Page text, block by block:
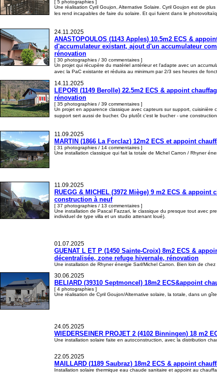
[ 5 photographies ]
Une réalisation Cyril Goujon, Alternative Solaire. Cyril Goujon est de
les rend incapables de faire du solaire. Et qui fuient dans le
24.11.2025
ANASTOPOULOS (1143 Apples) 10.5m2 ECS &
d'accumulateur existant, ajout d'un accumulateur
rénovation
[ 30 photographies / 30 commentaires ]
Un projet qui récupère du matériel antérieur et l'adapte avec un
avec la PaC existante et réduira au minimum par 2/3 ses heures de
14.11.2025
LEPORI (1149 Berolle) 22.5m2 ECS & appoint
rénovation
[ 35 photographies / 39 commentaires ]
Un projet en apparence classique avec capteurs sur support,
support sert aussi de bucher. Ou plutôt c'est le bucher - une
11.09.2025
MARTIN (1866 La Forclaz) 12m2 ECS et appoint
[ 31 photographies / 14 commentaires ]
Une installation classique qui fait la totale de Michel Carron / Rhyner
11.09.2025
RUEGG & MICHEL (3972 Miège) 9 m2 ECS &
construction à neuf
[ 37 photographies / 13 commentaires ]
Une installation de Pascal Fazzari, le classique du presque tout avec
individuel de type villa et un studio attenant loué).
01.07.2025
GUENAT L ET P (1450 Sainte-Croix) 8m2 ECS &
décentralisée, zone refuge hivernale, rénovation
Une installation de Rhyner énergie Sarl/Michel Carron. Bien loin de
30.06.2025
BELIARD (39310 Septmoncel) 18m2 ECS&appoint
[ 4 photographies ]
Une réalisation de Cyril Goujon/Alternative solaire, la totale, dans un
24.05.2025
WIEDERSEINER PROJET 2 (4102 Binningen) 18
Une installation solaire faite en autoconstruction, avec la distribution
22.05.2025
MAILLARD (1189 Saubraz) 18m2 ECS & appoint
Installation solaire thermique eau chaude sanitaire et appoint au